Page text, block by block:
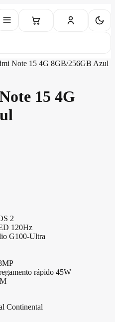
Note 15 4G 8GB/256GB Azul
15 4G
2
120Hz
G100-Ultra
rápido 45W
Continental